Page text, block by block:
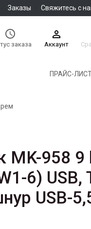
Заказы Свяжитесь с

заказа

Аккаунт
ПРАЙС-
MK-958 9
6) USB,
USB-